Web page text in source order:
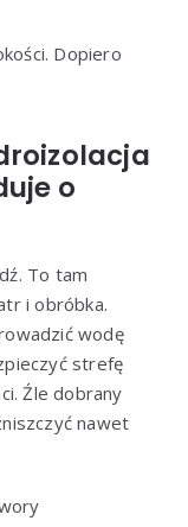
Dopiero
o
To tam
i obróbka.
wodę
strefę
Źle dobrany
nawet